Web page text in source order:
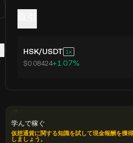
HSK/USDT 1
$0.08424+1.07%
学んで稼ぐ
仮想通貨に関する知識を試して現金報酬を獲得
しましょう。